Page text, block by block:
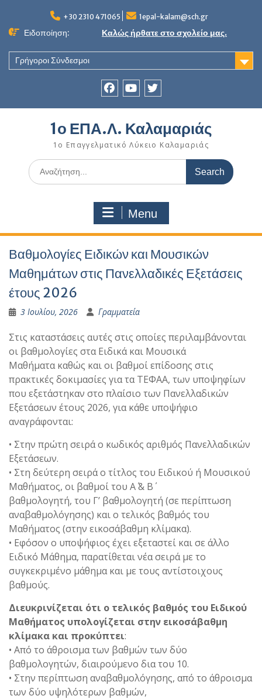
content
+30 2310 471065 1epal-kalam@sch.gr
Ειδοποίηση: Καλώς ήρθατε στο σχολείο μας.
Γρήγοροι Σύνδεσμοι
1ο ΕΠΑ.Λ. Καλαμαριάς
1ο Επαγγελματικό Λύκειο Καλαμαριάς
Search
for:
Menu
Βαθμολογίες Ειδικών και Μουσικών
Μαθημάτων στις Πανελλαδικές Εξετάσεις
έτους 2026
3 Ιουλίου, 2026 Γραμματεία
Στις καταστάσεις αυτές στις οποίες περιλαμβάνονται
οι βαθμολογίες στα Ειδικά και Μουσικά
Μαθήματα καθώς και οι βαθμοί επίδοσης στις
πρακτικές δοκιμασίες για τα ΤΕΦΑΑ, των υποψηφίων
που εξετάστηκαν στο πλαίσιο των Πανελλαδικών
Εξετάσεων έτους 2026, για κάθε υποψήφιο
αναγράφονται:
• Στην πρώτη σειρά ο κωδικός αριθμός Πανελλαδικών
Εξετάσεων.
• Στη δεύτερη σειρά ο τίτλος του Ειδικού ή Μουσικού
Μαθήματος, οι βαθμοί του Α΄ & Β΄
βαθμολογητή, του Γ’ βαθμολογητή (σε περίπτωση
αναβαθμολόγησης) και ο τελικός βαθμός του
Μαθήματος (στην εικοσάβαθμη κλίμακα).
• Εφόσον ο υποψήφιος έχει εξεταστεί και σε άλλο
Ειδικό Μάθημα, παρατίθεται νέα σειρά με το
συγκεκριμένο μάθημα και με τους αντίστοιχους
βαθμούς.
Διευκρινίζεται ότι ο τελικός βαθμός του Ειδικού
Μαθήματος υπολογίζεται στην εικοσάβαθμη
κλίμακα και προκύπτει:
• Από το άθροισμα των βαθμών των δύο
βαθμολογητών, διαιρούμενο δια του 10.
• Στην περίπτωση αναβαθμολόγησης, από το άθροισμα
των δύο υψηλότερων βαθμών,